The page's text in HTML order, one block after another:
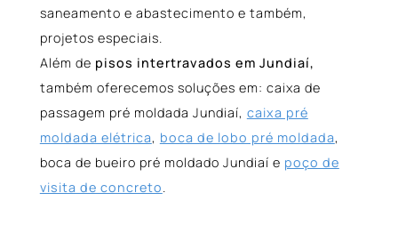
saneamento e abastecimento e também,
projetos especiais.
Além de pisos intertravados em Jundiaí,
também oferecemos soluções em: caixa de
passagem pré moldada Jundiaí, caixa pré
moldada elétrica, boca de lobo pré moldada,
boca de bueiro pré moldado Jundiaí e poço de
visita de concreto.